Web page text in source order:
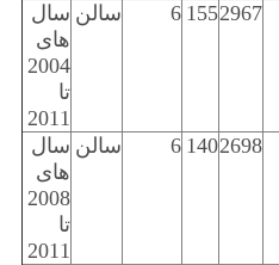
2967
155
6 سالن سال
های
2004
تا
2011
2698
140
6 سالن سال
های
2008
تا
2011